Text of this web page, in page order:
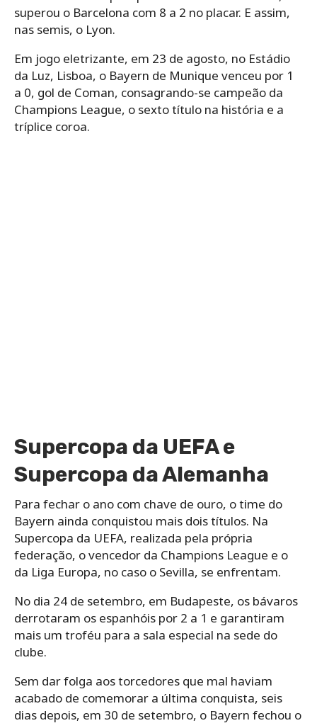
superou o Barcelona com 8 a 2 no placar. E assim,
nas semis, o Lyon.
Em jogo eletrizante, em 23 de agosto, no Estádio
da Luz, Lisboa, o Bayern de Munique venceu por 1
a 0, gol de Coman, consagrando-se campeão da
Champions League, o sexto título na história e a
tríplice coroa.
Supercopa da UEFA e
Supercopa da Alemanha
Para fechar o ano com chave de ouro, o time do
Bayern ainda conquistou mais dois títulos. Na
Supercopa da UEFA, realizada pela própria
federação, o vencedor da Champions League e o
da Liga Europa, no caso o Sevilla, se enfrentam.
No dia 24 de setembro, em Budapeste, os bávaros
derrotaram os espanhóis por 2 a 1 e garantiram
mais um troféu para a sala especial na sede do
clube.
Sem dar folga aos torcedores que mal haviam
acabado de comemorar a última conquista, seis
dias depois, em 30 de setembro, o Bayern fechou o